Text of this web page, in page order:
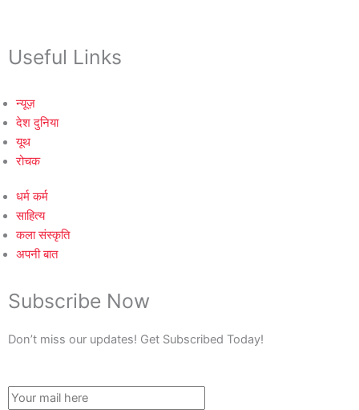
Useful Links
न्यूज़
देश दुनिया
यूथ
रोचक
धर्म कर्म
साहित्य
कला संस्कृति
अपनी बात
Subscribe Now
Don’t miss our updates! Get Subscribed Today!